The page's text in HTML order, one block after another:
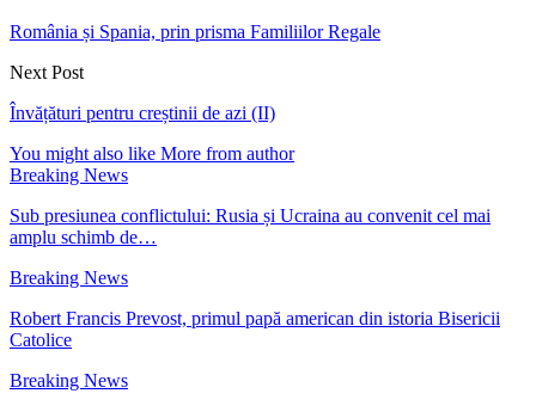
România și Spania, prin prisma Familiilor Regale
Next Post
Învățături pentru creștinii de azi (II)
You might also like More from author
Breaking News
Sub presiunea conflictului: Rusia și Ucraina au convenit cel mai
amplu schimb de…
Breaking News
Robert Francis Prevost, primul papă american din istoria Bisericii
Catolice
Breaking News